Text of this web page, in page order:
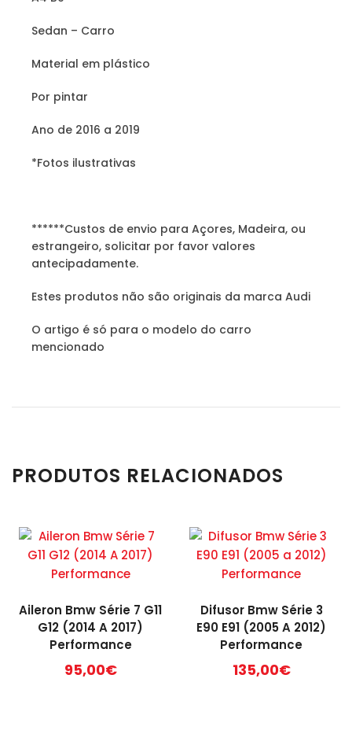
Sedan – Carro
Material em plástico
Por pintar
Ano de 2016 a 2019
*Fotos ilustrativas
******Custos de envio para Açores, Madeira, ou
estrangeiro, solicitar por favor valores
antecipadamente.
Estes produtos não são originais da marca Audi
O artigo é só para o modelo do carro
mencionado
PRODUTOS RELACIONADOS
Aileron Bmw Série 7 G11
G12 (2014 A 2017)
Performance
95,00€
Difusor Bmw Série 3
E90 E91 (2005 A 2012)
Performance
135,00€